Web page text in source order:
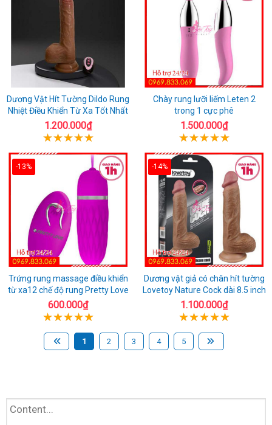
Dương Vật Hít Tường Dildo Rung
Nhiệt Điều Khiển Từ Xa Tốt Nhất
1.200.000₫
Chày rung lưỡi liếm Leten 2
trong 1 cực phê
1.500.000₫
-13%
Trứng rung massage điều khiển
từ xa12 chế độ rung Pretty Love
600.000₫
-14%
Dương vật giả có chân hít tường
Lovetoy Nature Cock dài 8.5 inch
1.100.000₫
1 2 3 4 5